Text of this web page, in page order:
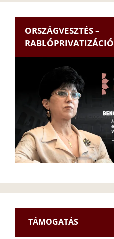
ORSZÁGVESZTÉS –
RABLÓPRIVATIZÁCIÓ
TÁMOGATÁS